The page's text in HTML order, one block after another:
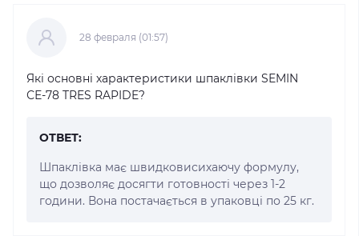
28 февраля (01:57)
Які основні характеристики шпаклівки SEMIN
СЕ-78 TRES RAPIDE?
ОТВЕТ:
Шпаклівка має швидковисихаючу формулу,
що дозволяє досягти готовності через 1-2
години. Вона постачається в упаковці по 25 кг.